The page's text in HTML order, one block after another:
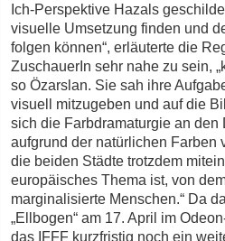
Ich-Perspektive Hazals
visuelle Umsetzung finden und
folgen können“, erläuterte die
ZuschauerIn sehr nahe zu sein,
so Özarslan. Sie sah ihre
visuell mitzugeben und auf die
sich die Farbdramaturgie an
aufgrund der natürlichen Farben
die beiden Städte trotzdem
europäisches Thema ist, von
marginalisierte Menschen.“ Da
„Ellbogen“ am 17. April im
das IFFF kurzfristig noch ein